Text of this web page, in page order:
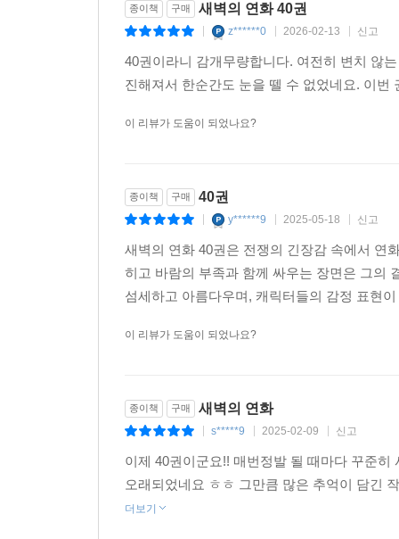
종이책 구매 새벽의 연화 40권
z******0 2026-02-13 신고
40권이라니 감개무량합니다. 여전히 변치 않
진해져서 한순간도 눈을 뗄 수 없었네요. 이
이 리뷰가 도움이 되었나요?
종이책 구매 40권
y******9 2025-05-18 신고
새벽의 연화 40권은 전쟁의 긴장감 속에서 연
히고 바람의 부족과 함께 싸우는 장면은 그의
섬세하고 아름다우며, 캐릭터들의 감정 표현
이 리뷰가 도움이 되었나요?
종이책 구매 새벽의 연화
s*****9 2025-02-09 신고
이제 40권이군요!! 매번정발 될 때마다 꾸준
오래되었네요 ㅎㅎ 그만큼 많은 추억이 담긴
더보기